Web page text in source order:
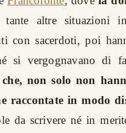
tante altre situazioni
con sacerdoti, poi
si vergognavano di
non solo non
raccontate in modo
da scrivere né in